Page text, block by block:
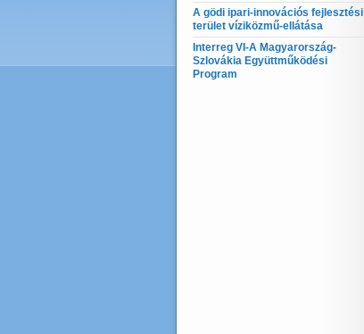
A gödi ipari-innovációs fejlesztési
terület víziközmű-ellátása
Interreg VI-A Magyarország-
Szlovákia Együttműködési
Program